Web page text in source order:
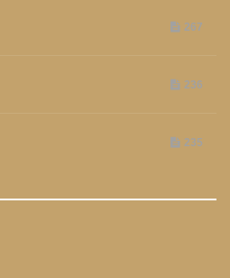
267
236
235